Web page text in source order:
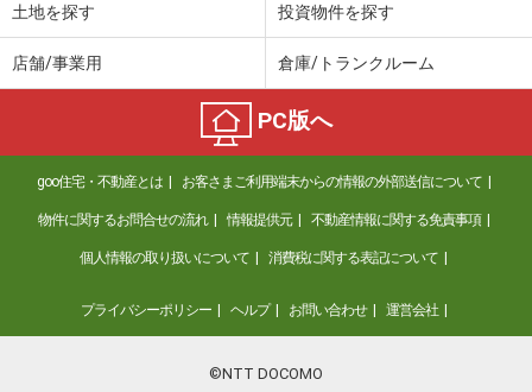
土地を探す 投資物件を探す
店舗/事業用 倉庫/トランクルーム
PC版へ
goo住宅・不動産とは お客さまご利用端末からの情報の外部送信について
物件に関するお問合せの流れ 情報提供元 不動産情報に関する免責事項
個人情報の取り扱いについて 消費税に関する表記について
プライバシーポリシー ヘルプ お問い合わせ 運営会社
©NTT DOCOMO